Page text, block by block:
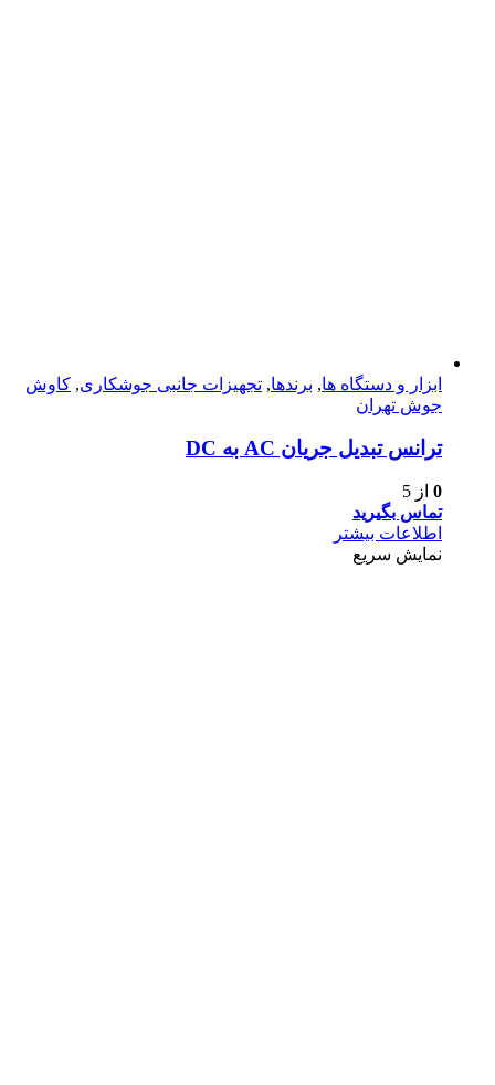
ابزار و دستگاه ها, برندها, تجهیزات جانبی جوشکاری, کاوش
جوش تهران
ترانس تبدیل جریان AC به DC
0 از 5
تماس بگیرید
اطلاعات بیشتر
نمایش سریع